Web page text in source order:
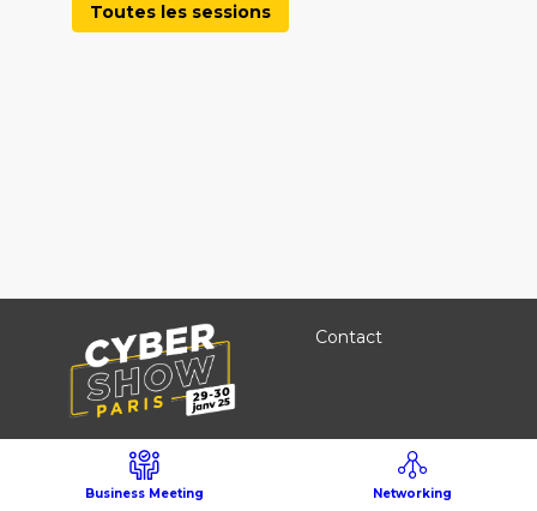
Toutes les sessions
Accédez
directement aux
décideurs cyber et
Contact
Business Meeting Networking